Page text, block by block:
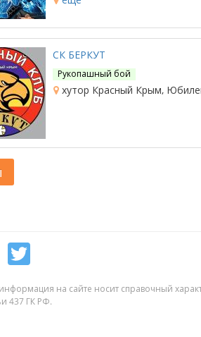
СК БЕРКУТ
Рукопашный бой
хутор Красный Крым,
на сайте носит справочный
437 ГК РФ.